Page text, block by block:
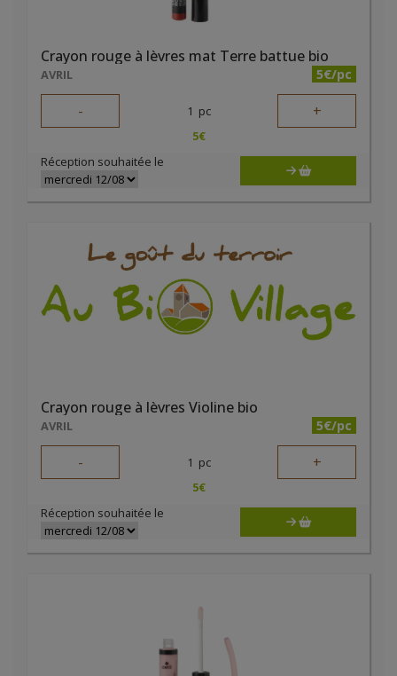
Crayon rouge à lèvres mat Terre battue bio
AVRIL 5€/pc
- 1 pc +
5€
Réception souhaitée le
Crayon rouge à lèvres Violine bio
AVRIL 5€/pc
- 1 pc +
5€
Réception souhaitée le